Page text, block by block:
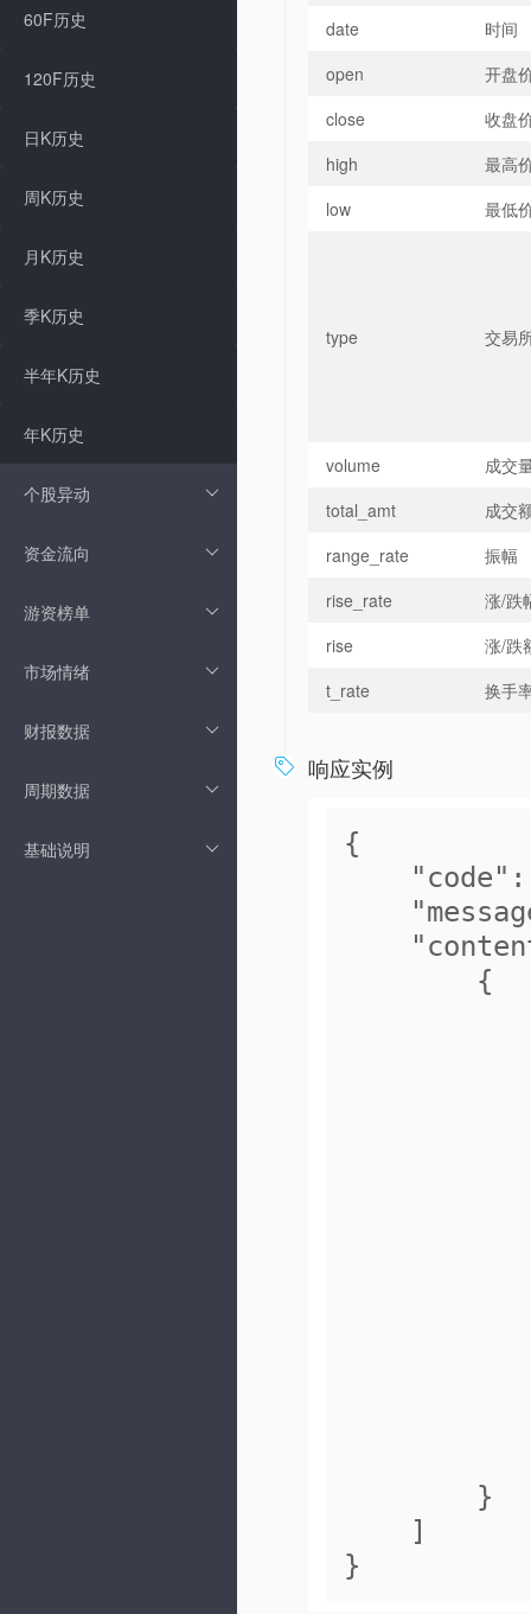
60F历史
120F历史
日K历史
周K历史
月K历史
季K历史
半年K历史
年K历史
个股异动
资金流向
游资榜单
市场情绪
财报数据
周期数据
基础说明
date
时间
open
开盘
close
收盘
high
最高
low
最低
type 交易
volume
成交
total_amt
成交
range_rate
振幅
rise_rate
涨/跌
rise
涨/跌
t_rate
换手
 响应实例
{
        {
        }
    ]
}